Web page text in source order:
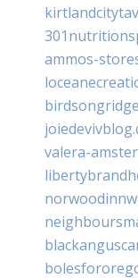
ammos-
valera-